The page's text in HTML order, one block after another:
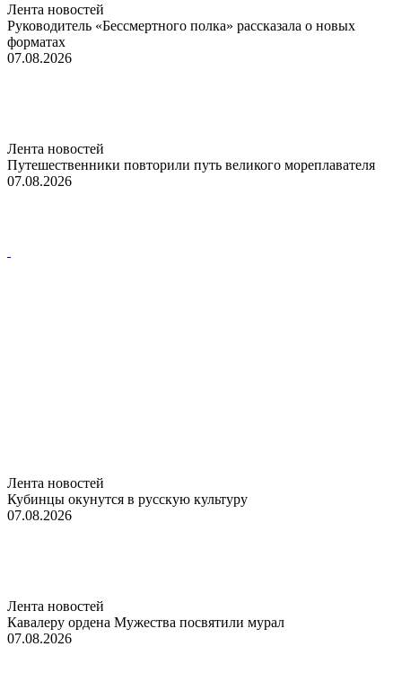
Лента новостей
Руководитель «Бессмертного полка» рассказала о новых
форматах
07.08.2026
Лента новостей
Путешественники повторили путь великого мореплавателя
07.08.2026
Лента новостей
Кубинцы окунутся в русскую культуру
07.08.2026
Лента новостей
Кавалеру ордена Мужества посвятили мурал
07.08.2026